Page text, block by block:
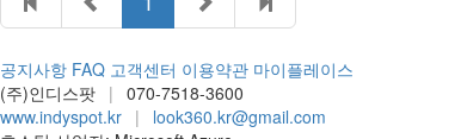
공지사항 FAQ 고객센터 이용약관 마이플레이스
(주)인디스팟 | 070-7518-3600
www.indyspot.kr |
look360.kr@gmail.com